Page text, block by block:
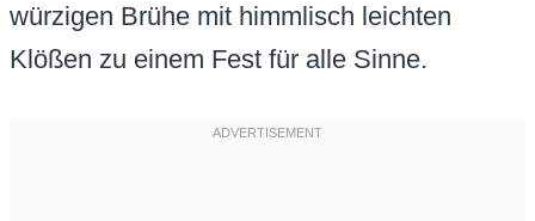
würzigen Brühe mit himmlisch leichten
Klößen zu einem Fest für alle Sinne.